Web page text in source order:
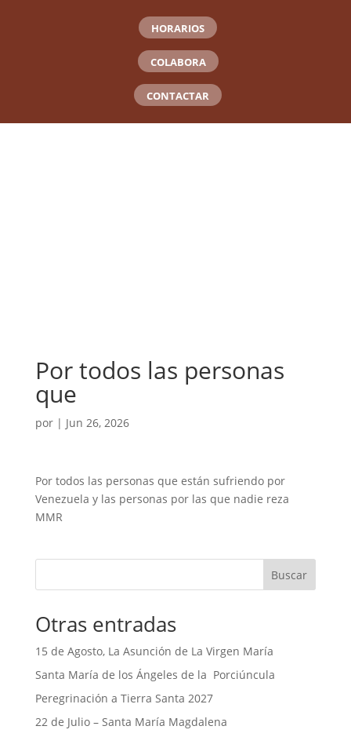
HORARIOS
COLABORA
CONTACTAR
Por todos las personas
que
por | Jun 26, 2026
Por todos las personas que están sufriendo por
Venezuela y las personas por las que nadie reza
MMR
Buscar
Otras entradas
15 de Agosto, La Asunción de La Virgen María
Santa María de los Ángeles de la Porciúncula
Peregrinación a Tierra Santa 2027
22 de Julio – Santa María Magdalena